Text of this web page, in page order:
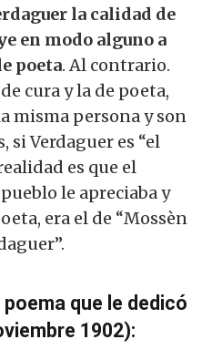
la calidad de
en modo alguno a
poeta. Al contrario.
cura y la de poeta,
misma persona y son
si Verdaguer es “el
es que el
le apreciaba y
era el de “Mossèn
que le dedicó
1902):